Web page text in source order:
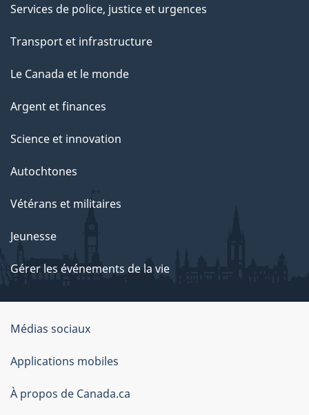
Services de police, justice et urgences
Transport et infrastructure
Le Canada et le monde
Argent et finances
Science et innovation
Autochtones
Vétérans et militaires
Jeunesse
Gérer les événements de la vie
Organisation
du
gouvernement
du
Médias sociaux
Applications mobiles
À propos de Canada.ca